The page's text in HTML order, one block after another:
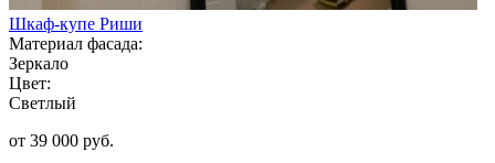
Шкаф-купе Риши
Материал фасада:
Зеркало
Цвет:
Светлый
от 39 000 руб.